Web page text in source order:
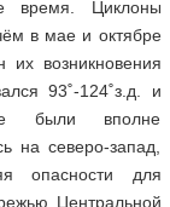
время. Циклоны
в мае и октябре
возникновения
93˚-124˚з.д. и
были вполне
на северо-запад,
опасности для
Центральной